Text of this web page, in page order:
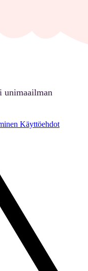
unimaailman
Käyttöehdot